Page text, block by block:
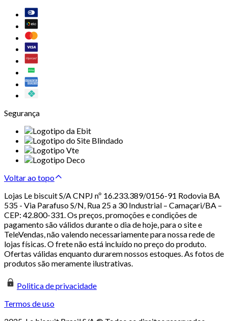
Segurança
Voltar ao topo
Lojas Le biscuit S/A CNPJ nº 16.233.389/0156-91 Rodovia BA
535 - Via Parafuso S/N, Rua 25 a 30 Industrial – Camaçari/BA –
CEP: 42.800-331. Os preços, promoções e condições de
pagamento são válidos durante o dia de hoje, para o site e
TeleVendas, não valendo necessariamente para nossa rede de
lojas físicas. O frete não está incluído no preço do produto.
Ofertas válidas enquanto durarem nossos estoques. As fotos de
produtos são meramente ilustrativas.
Politica de privacidade
Termos de uso